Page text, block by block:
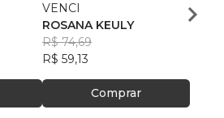
VENCI
ROSANA KEULY
R$ 74,69
R$ 59,13
Comprar
Chris
R$